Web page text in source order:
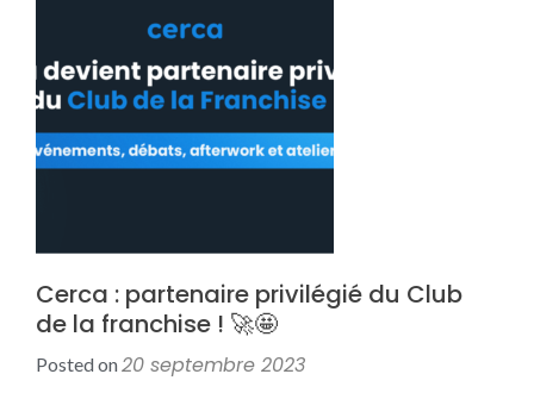
Cerca : partenaire privilégié du Club
de la franchise ! 🚀🤩
Posted on20 septembre 2023